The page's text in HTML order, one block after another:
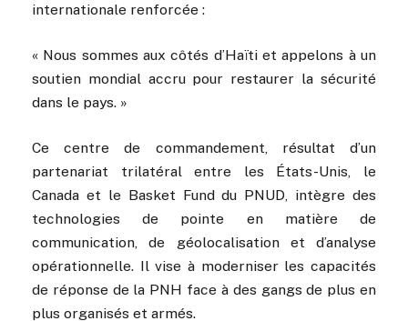
internationale renforcée :
« Nous sommes aux côtés d’Haïti et appelons à un
soutien mondial accru pour restaurer la sécurité
dans le pays. »
Ce centre de commandement, résultat d’un
partenariat trilatéral entre les États-Unis, le
Canada et le Basket Fund du PNUD, intègre des
technologies de pointe en matière de
communication, de géolocalisation et d’analyse
opérationnelle. Il vise à moderniser les capacités
de réponse de la PNH face à des gangs de plus en
plus organisés et armés.